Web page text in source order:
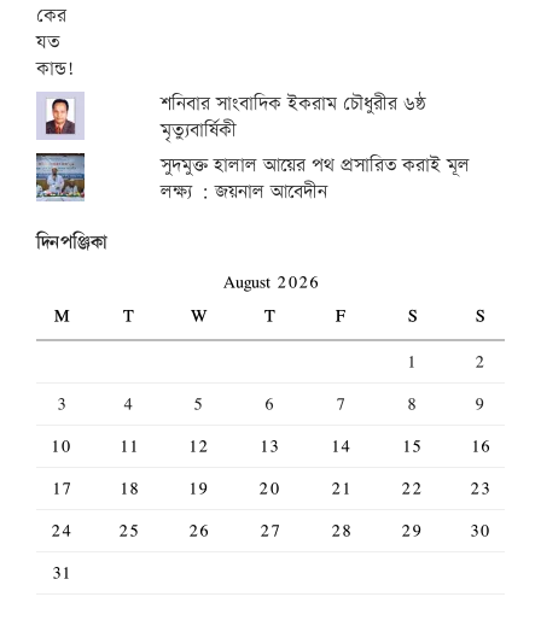
শনিবার সাংবাদিক ইকরাম চৌধুরীর ৬ষ্ঠ
মৃত্যুবার্ষিকী
সুদমুক্ত হালাল আয়ের পথ প্রসারিত করাই মূল
লক্ষ্য : জয়নাল আবেদীন
দিনপঞ্জিকা
August 2026
M
T W T F S
S
1
2
3
4 5 6 7 8
9
10
11 12 13 14 15
16
17
18 19 20 21 22
23
24
25 26 27 28 29
30
31